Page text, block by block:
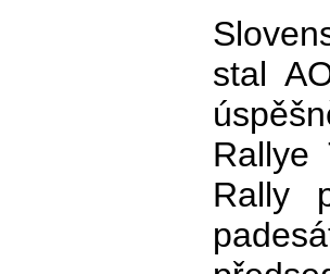
stal
Rallye
Rally